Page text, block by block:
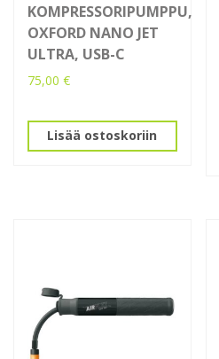
KOMPRESSORIPUMPPU,
OXFORD NANO JET
ULTRA, USB-C
75,00 €
Lisää ostoskoriin